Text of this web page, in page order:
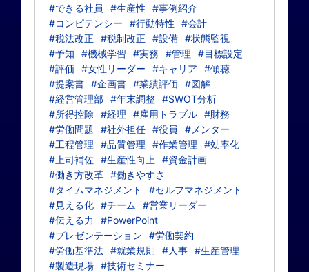
#できる社員
#生産性
#事例紹介
#コンピテンシー
#行動特性
#会計
#税法改正
#税制改正 #設備 #状態監視
#予知
#機械学習 #実務 #管理
#目標設定
#評価
#女性リーダー #キャリア
#傾聴
#提案書 #企画書 #業績評価
#図解
#経営管理部 #年末調整 #SWOT分析
#所得控除
#経理 #雇用トラブル #財務
#労働問題
#社外担任 #役員
#メンター
#工程管理
#品質管理 #作業管理
#効率化
#上司補佐 #生産性向上
#資金計画
#働き方改革 #働きやすさ
#タイムマネジメント
#セルフマネジメント
#見える化 #チーム
#営業リーダー
#伝える力
#PowerPoint
#プレゼンテーション
#労働契約
#労働基準法 #就業規則 #人事 #生産管理
#製造現場 #技術セミナー